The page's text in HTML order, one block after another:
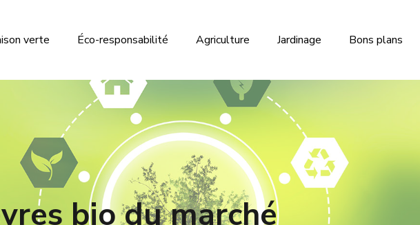
verte Éco-responsabilité Agriculture Jardinage Bons plans
bio du marché